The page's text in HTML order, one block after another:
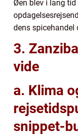
Øen blev i lang
dens spicehandel
3.
vide
a. Klima
snippet-